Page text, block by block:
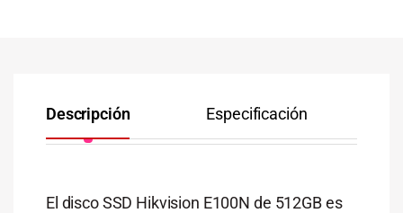
Descripción Especificación
El disco SSD Hikvision E100N de 512GB es